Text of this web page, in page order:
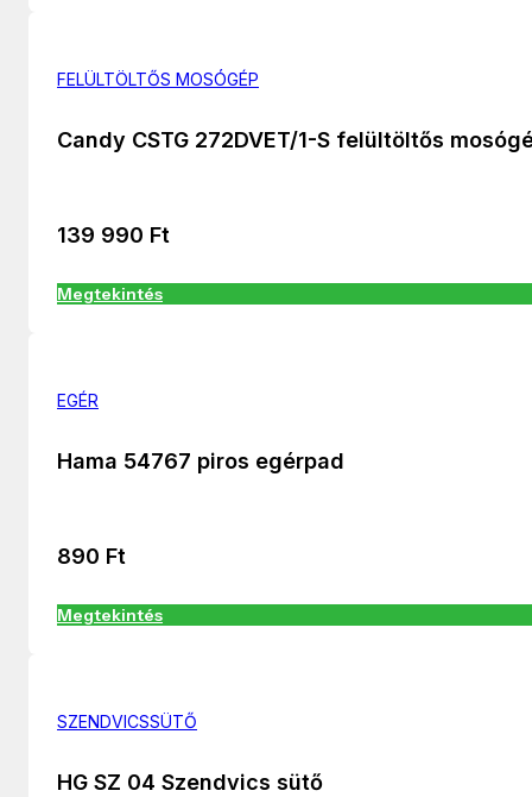
FELÜLTÖLTŐS MOSÓGÉP
Candy CSTG 272DVET/1-S felültöltős
139 990 Ft
Megtekintés
EGÉR
Hama 54767 piros egérpad
890 Ft
Megtekintés
SZENDVICSSÜTŐ
HG SZ 04 Szendvics sütő